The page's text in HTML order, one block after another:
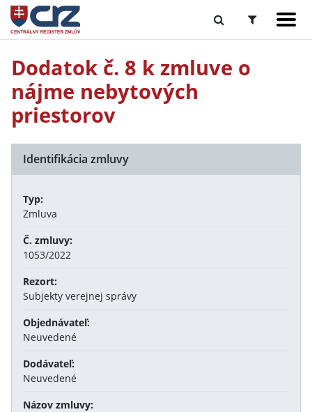
Dodatok č. 8 k zmluve o
nájme nebytových
priestorov
Identifikácia zmluvy
Typ:
Zmluva
Č. zmluvy:
1053/2022
Rezort:
Subjekty verejnej správy
Objednávateľ:
Neuvedené
Dodávateľ:
Neuvedené
Názov zmluvy: